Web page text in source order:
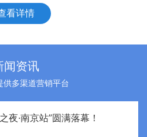
看详情
闻资讯
供多渠道营销平台
·南京站”圆满落幕！